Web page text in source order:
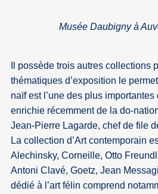
Musée Daubigny à
Il possède trois autres collections
thématiques d’exposition le
naïf est l’une des plus importantes
enrichie récemment de la do-
Jean-Pierre Lagarde, chef de file
La collection d’Art contemporain
Alechinsky, Corneille, Otto
Antoni Clavé, Goetz, Jean
dédié à l’art félin comprend